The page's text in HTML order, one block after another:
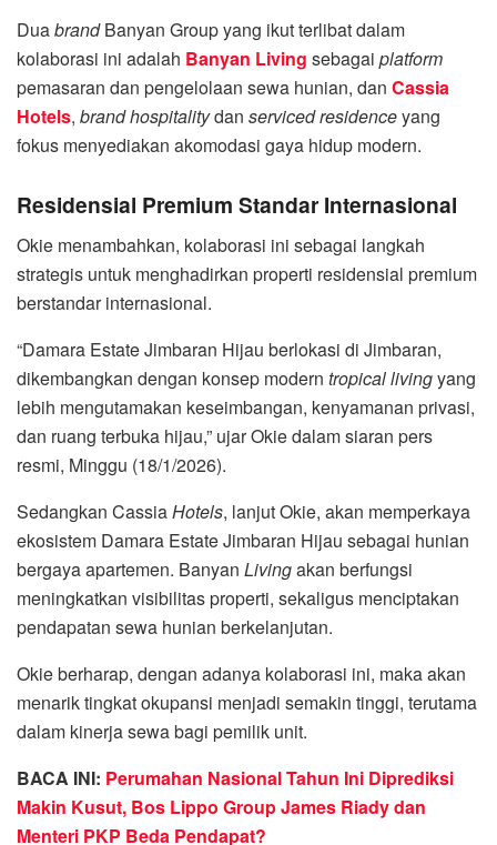
DuabrandBanyan Group yang ikut terlibat dalam
kolaborasi ini adalah Banyan Living sebagai platform
pemasaran dan pengelolaan sewa hunian, dan Cassia
Hotels, brand hospitalitydan serviced residenceyang
fokus menyediakan akomodasi gaya hidup modern.
Residensial Premium Standar Internasional
Okie menambahkan, kolaborasi ini sebagai langkah
strategis untuk menghadirkan properti residensial premium
berstandar internasional.
“Damara Estate Jimbaran Hijau berlokasi di Jimbaran,
dikembangkan dengan konsep modern tropical livingyang
lebih mengutamakan keseimbangan, kenyamanan privasi,
dan ruang terbuka hijau,” ujar Okie dalam siaran pers
resmi, Minggu (18/1/2026).
Sedangkan CassiaHotels, lanjut Okie, akan memperkaya
ekosistem Damara Estate Jimbaran Hijau sebagai hunian
bergaya apartemen. Banyan Livingakan berfungsi
meningkatkan visibilitas properti, sekaligus menciptakan
pendapatan sewa hunian berkelanjutan.
Okie berharap, dengan adanya kolaborasi ini, maka akan
menarik tingkat okupansi menjadi semakin tinggi, terutama
dalam kinerja sewa bagi pemilik unit.
BACA INI: Perumahan Nasional Tahun Ini Diprediksi
Makin Kusut, Bos Lippo Group James Riady dan
Menteri PKP Beda Pendapat?